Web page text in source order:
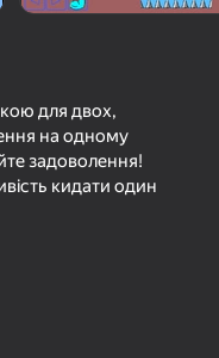
для двох,
на одному
задоволення!
кидати один